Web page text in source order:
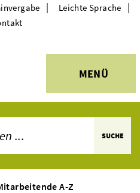
MENÜ
| Leichte Sprache |
SUCHE
A-Z